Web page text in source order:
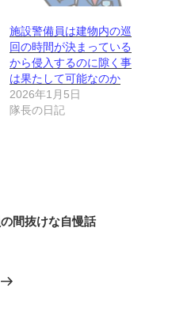
施設警備員は建物内の巡
回の時間が決まっている
から侵入するのに隙く事
は果たして可能なのか
2026年1月5日
隊長の日記
間抜けな自慢話